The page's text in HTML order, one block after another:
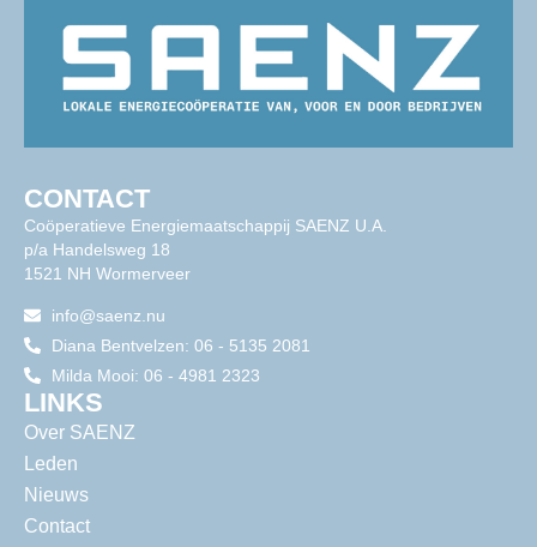
CONTACT
Coöperatieve Energiemaatschappij SAENZ U.A.
p/a Handelsweg 18
1521 NH Wormerveer
info@saenz.nu
Diana Bentvelzen: 06 - 5135 2081
Milda Mooi: 06 - 4981 2323
LINKS
Over SAENZ
Leden
Nieuws
Contact